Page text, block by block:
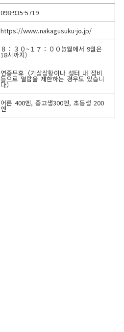
098-935-5719
https://www.nakagusuku-jo.jp/
８：３０~１７：００(5월에서 9월은
18시까지)
연중무휴（기상상황이나 성터 내 정비
등으로 열람을 제한하는 경우도 있습니
다）
어른 400엔, 중고생300엔, 초등생 200
엔